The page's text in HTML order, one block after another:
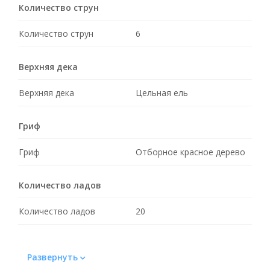
Количество струн
Количество струн 6
Верхняя дека
Верхняя дека Цельная ель
Гриф
Гриф Отборное красное дерево
Количество ладов
Количество ладов 20
Развернуть